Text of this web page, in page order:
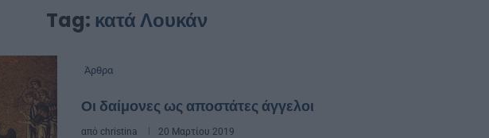
Tag: κατά Λουκάν
Άρθρα
Οι δαίμονες ως αποστάτες άγγελοι
από christina 20 Μαρτίου 2019